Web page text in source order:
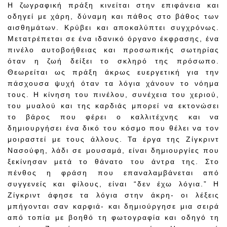
Η ζωγραφική πράξη κινείται στην επιφάνεια και
οδηγεί με χάρη, δύναμη και πάθος στο βάθος των
αισθημάτων. Κρύβει και αποκαλύπτει συγχρόνως.
Μετατρέπεται σε ένα ιδανικό όργανο έκφρασης, ένα
πινέλο αυτοβοήθειας και προσωπικής σωτηρίας
όταν η ζωή δείξει το σκληρό της πρόσωπο.
Θεωρείται ως πράξη άκρως ευεργετική για την
πάσχουσα ψυχή όταν τα λόγια χάνουν το νόημα
τους. Η κίνηση του πινέλου, συνέχεια του χεριού,
του μυαλού και της καρδιάς μπορεί να εκτονώσει
το βάρος που φέρει ο καλλιτέχνης και να
δημιουργήσει ένα δικό του κόσμο που θέλει να τον
μοιραστεί με τους άλλους. Τα έργα της Ζίγκριντ
Νασούφη, λάδι σε μουσαμά, είναι δημιουργίες που
ξεκίνησαν μετά το θάνατο του άντρα της. Στο
πένθος η φράση που επαναλαμβάνεται από
συγγενείς και φίλους, είναι “δεν έχω λόγια.” Η
Ζίγκριντ άφησε τα λόγια στην άκρη- οι λέξεις
μπήγονται σαν καρφιά- και δημιούργησε μια σειρά
από τοπία με βοηθό τη φωτογραφία και οδηγό τη